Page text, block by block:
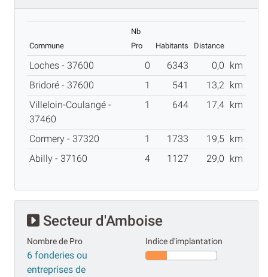
Commune
Nb
Pro
Habitants Distance
Loches - 37600 0 6343 0,0 km
Bridoré - 37600
1 541 13,2 km
Villeloin-Coulangé -
37460
1 644 17,4 km
Cormery - 37320 1 1733 19,5 km
Abilly - 37160
4 1127 29,0 km
Secteur d'Amboise
Nombre de Pro
6 fonderies ou
entreprises de
Indice d'implantation